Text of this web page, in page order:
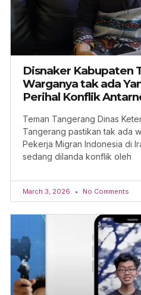
Disnaker Kabupaten
Warganya tak ada
Perihal Konflik
Teman Tangerang Dinas
Tangerang pastikan tak ada
Pekerja Migran Indonesia di
sedang dilanda konflik oleh
March 3, 2026 No Comments